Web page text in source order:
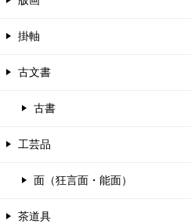
掛軸
古文書
古書
工芸品
面（狂言面・能面）
茶道具